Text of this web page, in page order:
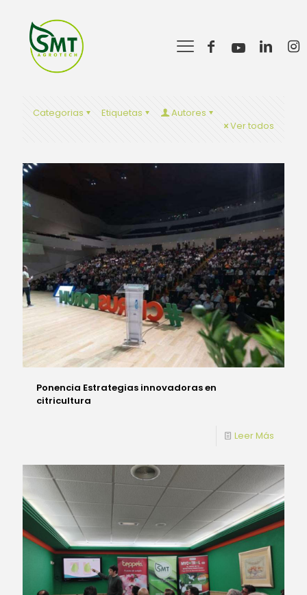
Categorias Etiquetas
Autores
Ver todos
Ponencia Estrategias innovadoras en
citricultura
Leer Más